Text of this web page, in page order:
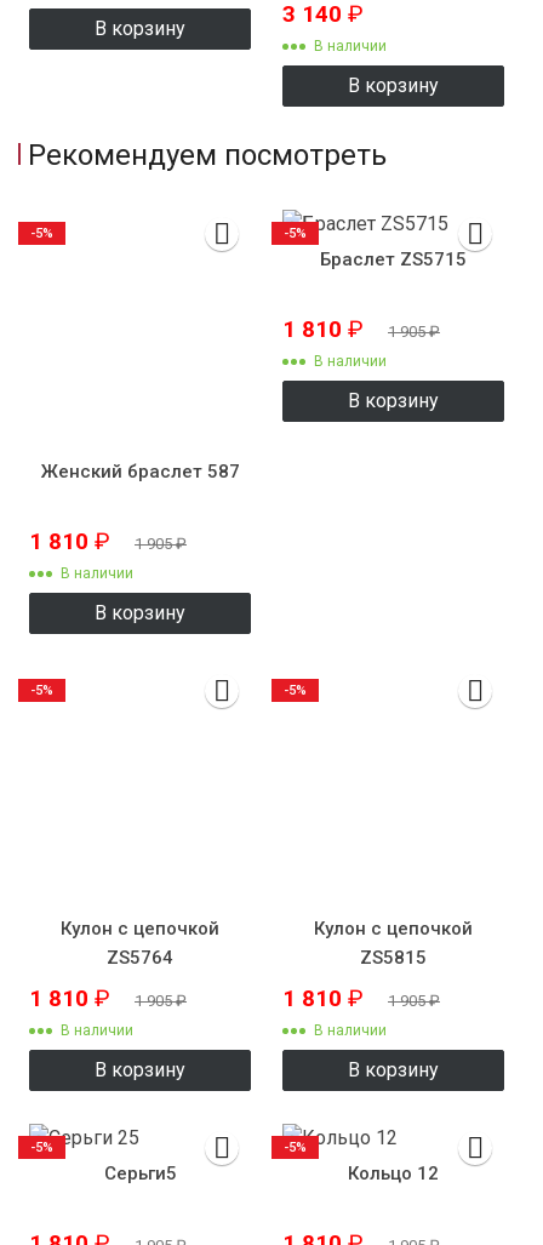
В корзину
3 140 ₽
В наличии
В корзину
Рекомендуем посмотреть
Женский браслет 587
1 810 ₽ 1 905₽
В наличии
В корзину
-5%
Браслет ZS5715
1 810 ₽ 1 905₽
В наличии
В корзину
-5%
Кулон с цепочкой
ZS5764
1 810 ₽ 1 905₽
В наличии
В корзину
-5%
Кулон с цепочкой
ZS5815
1 810 ₽ 1 905₽
В наличии
В корзину
-5%
Серьги5
-5%
Кольцо 12
-5%